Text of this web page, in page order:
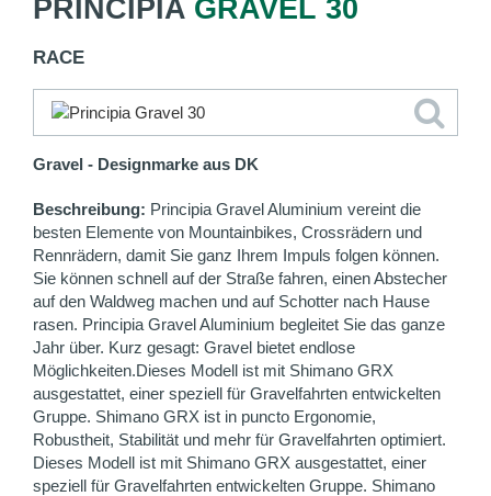
PRINCIPIA GRAVEL 30
RACE
Gravel - Designmarke aus DK
Beschreibung: Principia Gravel Aluminium vereint die
besten Elemente von Mountainbikes, Crossrädern und
Rennrädern, damit Sie ganz Ihrem Impuls folgen können.
Sie können schnell auf der Straße fahren, einen Abstecher
auf den Waldweg machen und auf Schotter nach Hause
rasen. Principia Gravel Aluminium begleitet Sie das ganze
Jahr über. Kurz gesagt: Gravel bietet endlose
Möglichkeiten.Dieses Modell ist mit Shimano GRX
ausgestattet, einer speziell für Gravelfahrten entwickelten
Gruppe. Shimano GRX ist in puncto Ergonomie,
Robustheit, Stabilität und mehr für Gravelfahrten optimiert.
Dieses Modell ist mit Shimano GRX ausgestattet, einer
speziell für Gravelfahrten entwickelten Gruppe. Shimano